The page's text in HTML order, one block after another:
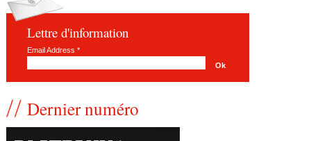
Lettre d'information
Email Address *
Dernier numéro